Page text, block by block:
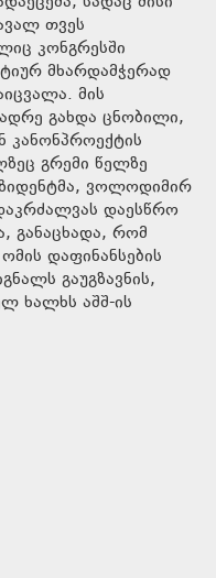
თვეს
კონგრესში
მხარდამჭერად
მის
გახდა ცნობილი,
კანონპროექტის
გრემი წელზე
ვოლოდიმირ
დაესწრო
განაცხადა, რომ
დაფინანსების
გაუგზავნის,
ხალხს აშშ-ის